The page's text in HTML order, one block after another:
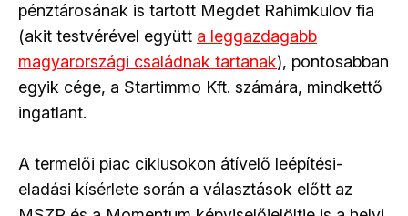
pénztárosának is tartott Megdet Rahimkulov fia
(akit testvérével együtt a leggazdagabb
magyarországi családnak tartanak), pontosabban
egyik cége, a Startimmo Kft. számára, mindkettő
ingatlant.
A termelői piac ciklusokon átívelő leépítési-
eladási kísérlete során a választások előtt az